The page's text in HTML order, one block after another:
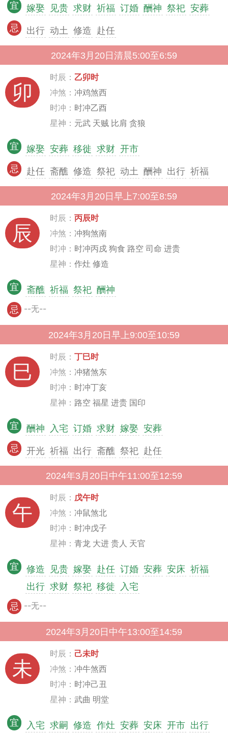
宜 嫁娶 见贵 求财 祈福 订婚 酬神 祭祀 安葬
忌 出行 动土 修造 赴任
2024年3月20日清晨5:00至6:59
卯
时辰： 乙卯时
冲煞： 冲鸡煞西
时冲： 时冲乙酉
星神： 元武 天贼 比肩 贪狼
宜 嫁娶 安葬 移徙 求财 开市
忌 赴任 斋醮 修造 祭祀 动土 酬神 出行 祈福
2024年3月20日早上7:00至8:59
辰
时辰： 丙辰时
冲煞： 冲狗煞南
时冲： 时冲丙戍 狗食 路空 司命 进贵
星神： 作灶 修造
宜 斋醮 祈福 祭祀 酬神
忌 --无--
2024年3月20日早上9:00至10:59
巳
时辰： 丁巳时
冲煞： 冲猪煞东
时冲： 时冲丁亥
星神： 路空 福星 进贵 国印
宜 酬神 入宅 订婚 求财 嫁娶 安葬
忌 开光 祈福 出行 斋醮 祭祀 赴任
2024年3月20日中午11:00至12:59
午
时辰： 戊午时
冲煞： 冲鼠煞北
时冲： 时冲戊子
星神： 青龙 大进 贵人 天官
宜 修造 见贵 嫁娶 赴任 订婚 安葬 安床 祈福
出行 求财 祭祀 移徙 入宅
忌 --无--
2024年3月20日中午13:00至14:59
未
时辰： 己未时
冲煞： 冲牛煞西
时冲： 时冲己丑
星神： 武曲 明堂
宜 入宅 求嗣 修造 作灶 安葬 安床 开市 出行